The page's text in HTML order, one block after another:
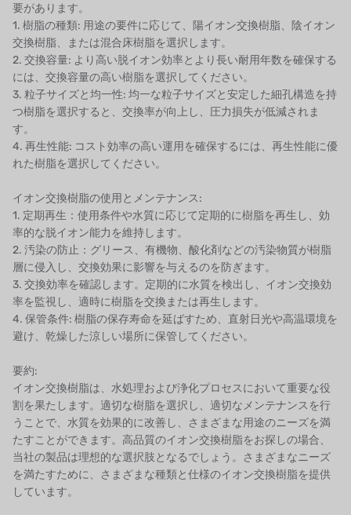
NIPPON
WL
キャッシュアクメ
矢崎
RUNXIN
要があります。
1. 樹脂の種類: 用途の要件に応じて、陽イオン交換樹脂、陰イオン
交換樹脂、または混合床樹脂を選択します。
2. 交換容量: より高い脱イオン効率とより長い耐用年数を確保する
には、交換容量の高い樹脂を選択してください。
3. 粒子サイズと均一性: 均一な粒子サイズと安定した細孔構造を持
つ樹脂を選択すると、交換率が向上し、圧力損失が低減されま
す。
4. 再生性能: コスト効率の高い運用を確保するには、再生性能に優
れた樹脂を選択してください。
イオン交換樹脂の使用とメンテナンス:
1. 定期再生：使用条件や水質に応じて定期的に樹脂を再生し、効
率的な脱イオン能力を維持します。
2. 汚染の防止：グリース、有機物、酸化剤などの汚染物質が樹脂
層に侵入し、交換効果に影響を与えるのを防ぎます。
3. 交換効率を確認します。定期的に水質を検出し、イオン交換効
率を監視し、適時に樹脂を交換または再生します。
4. 保管条件: 樹脂の保存寿命を延ばすため、直射日光や高温環境を
避け、乾燥した涼しい場所に保管してください。
要約:
イオン交換樹脂は、水処理および浄化プロセスにおいて重要な役
割を果たします。適切な樹脂を選択し、適切なメンテナンスを行
うことで、水質を効果的に改善し、さまざまな用途のニーズを満
たすことができます。高品質のイオン交換樹脂をお探しの場合、
当社の製品は理想的な選択肢となるでしょう。さまざまなニーズ
を満たすために、さまざまな種類と仕様のイオン交換樹脂を提供
しています。